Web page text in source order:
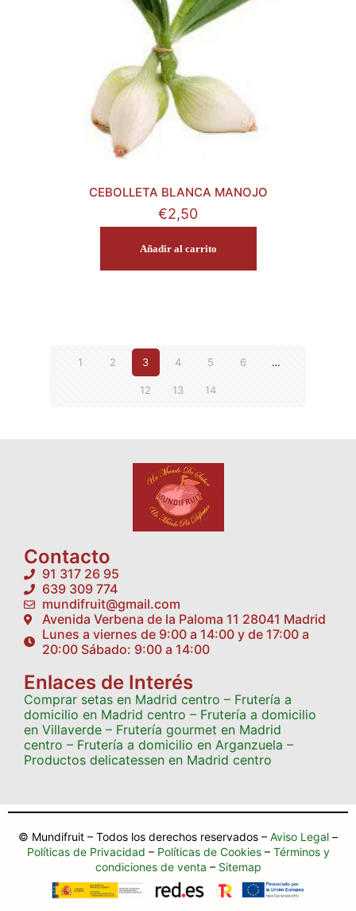
CEBOLLETA BLANCA MANOJO
€2,50
Añadir al carrito
1 2 3 4 5 6 …
12 13 14
Contacto
91 317 26 95
639 309 774
mundifruit@gmail.com
Avenida Verbena de la Paloma 11 28041 Madrid
Lunes a viernes de 9:00 a 14:00 y de 17:00 a
20:00 Sábado: 9:00 a 14:00
Enlaces de Interés
Comprar setas en Madrid centro – Frutería a
domicilio en Madrid centro – Frutería a domicilio
en Villaverde – Frutería gourmet en Madrid
centro – Frutería a domicilio en Arganzuela –
Productos delicatessen en Madrid centro
© Mundifruit – Todos los derechos reservados – Aviso Legal –
Políticas de Privacidad – Políticas de Cookies– Términos y
condiciones de venta – Sitemap